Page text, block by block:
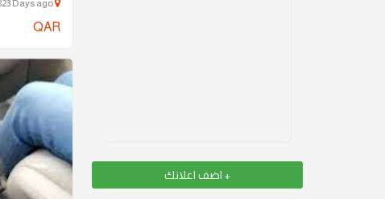
+ اضف اعلانك
Abu Dhalouf - 823 Days ago
QAR